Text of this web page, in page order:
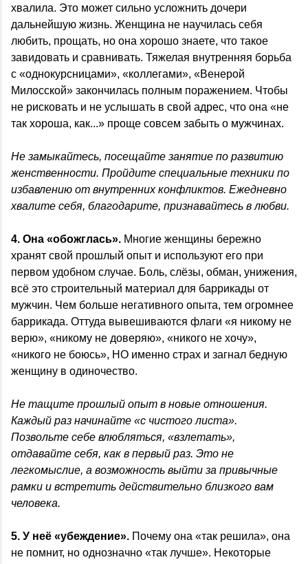
хвалила. Это может сильно усложнить дочери
дальнейшую жизнь. Женщина не научилась себя
любить, прощать, но она хорошо знаете, что такое
завидовать и сравнивать. Тяжелая внутренняя борьба
с «однокурсницами», «коллегами», «Венерой
Милосской» закончилась полным поражением. Чтобы
не рисковать и не услышать в свой адрес, что она «не
так хороша, как...» проще совсем забыть о мужчинах.
Не замыкайтесь, посещайте занятие по развитию
женственности. Пройдите специальные техники по
избавлению от внутренних конфликтов. Ежедневно
хвалите себя, благодарите, признавайтесь в любви.
4. Она «обожглась». Многие женщины бережно
хранят свой прошлый опыт и используют его при
первом удобном случае. Боль, слёзы, обман, унижения,
всё это строительный материал для баррикады от
мужчин. Чем больше негативного опыта, тем огромнее
баррикада. Оттуда вывешиваются флаги «я никому не
верю», «никому не доверяю», «никого не хочу»,
«никого не боюсь», НО именно страх и загнал бедную
женщину в одиночество.
Не тащите прошлый опыт в новые отношения.
Каждый раз начинайте «с чистого листа».
Позвольте себе влюбляться, «взлетать»,
отдавайте себя, как в первый раз. Это не
легкомыслие, а возможность выйти за привычные
рамки и встретить действительно близкого вам
человека.
5. У неё «убеждение». Почему она «так решила», она
не помнит, но однозначно «так лучше». Некоторые